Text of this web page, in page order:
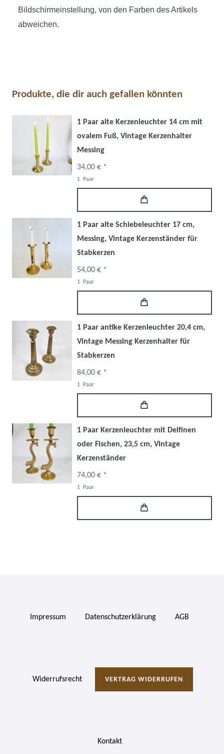
Bildschirmeinstellung, von den Farben des Artikels
abweichen.
Produkte, die dir auch gefallen könnten
1 Paar alte Kerzenleuchter 14 cm mit
ovalem Fuß, Vintage Kerzenhalter
Messing
34,00 € *
1 Paar
1 Paar alte Schiebeleuchter 17 cm,
Messing, Vintage Kerzenständer für
Stabkerzen
54,00 € *
1 Paar
1 Paar antike Kerzenleuchter 20,4 cm,
Vintage Messing Kerzenhalter für
Stabkerzen
84,00 € *
1 Paar
1 Paar Kerzenleuchter mit Delfinen
oder Fischen, 23,5 cm, Vintage
Kerzenständer
74,00 € *
1 Paar
Impressum Daten­schutz­erklärung AGB
Widerrufs­recht VERTRAG WIDERRUFEN
Kontakt